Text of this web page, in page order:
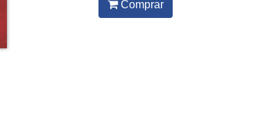
Comprar